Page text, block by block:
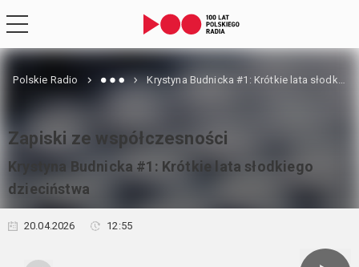
Polskie Radio Krystyna Budnicka #1: Krótkie lata słodkiego dzieciństwa
Zapiski ze współczesności
Krystyna Budnicka #1: Krótkie lata słodkiego
dzieciństwa
20.04.2026 12:55